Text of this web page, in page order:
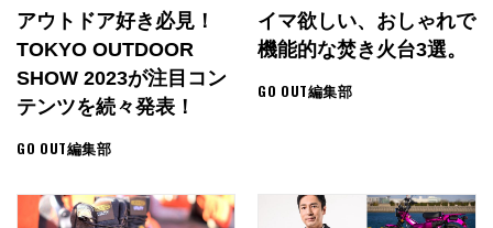
アウトドア好き必見！
TOKYO OUTDOOR
SHOW 2023が注目コン
テンツを続々発表！
GO OUT編集部
イマ欲しい、おしゃれで
機能的な焚き火台3選。
GO OUT編集部